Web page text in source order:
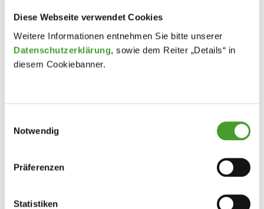
Diese Webseite verwendet Cookies
Weitere Informationen entnehmen Sie bitte unserer
Datenschutzerklärung, sowie dem Reiter „Details“ in
diesem Cookiebanner.
Notwendig
Präferenzen
Statistiken